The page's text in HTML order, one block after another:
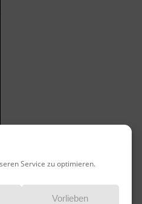
Service zu optimieren.
Vorlieben